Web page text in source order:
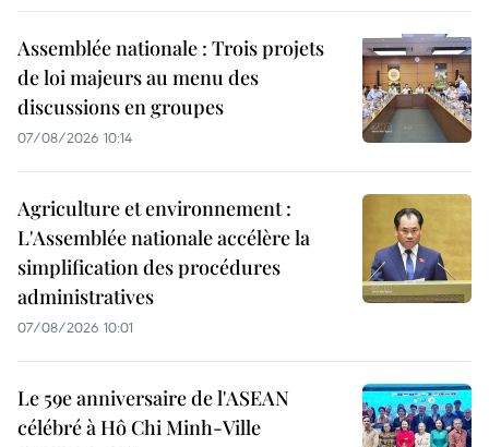
Assemblée nationale : Trois projets
de loi majeurs au menu des
discussions en groupes
07/08/2026 10:14
Agriculture et environnement :
L'Assemblée nationale accélère la
simplification des procédures
administratives
07/08/2026 10:01
Le 59e anniversaire de l'ASEAN
célébré à Hô Chi Minh-Ville